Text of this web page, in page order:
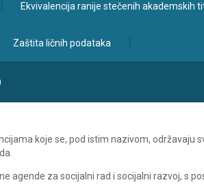
Ekvivalencija ranije stečenih akademskih
Zaštita ličnih podataka
koje se, pod istim nazivom, održavaju
agende za socijalni rad i socijalni razvoj, s